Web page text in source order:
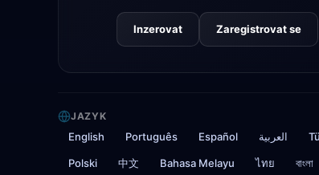
Inzerovat Zaregistrovat se
JAZYK
English Português Español العربية
Polski 中文 Bahasa Melayu ไทย বাংলা